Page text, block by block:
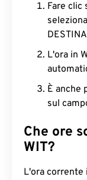
Fare clic
L'ora in
È anche
sul
Che ore
WIT?
L'ora corrente